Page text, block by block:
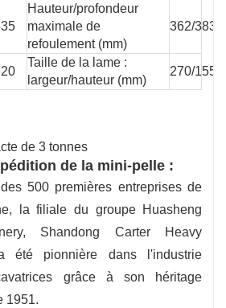
Hauteur/profondeur
maximale de
refoulement (mm)
362/383
Taille de la lame :
largeur/hauteur (mm)
270/1550
de la mini-pelle :
500 premières entreprises de
la filiale du groupe Huasheng
Shandong Carter Heavy
été pionnière dans l'industrie
grâce à son héritage
1951.